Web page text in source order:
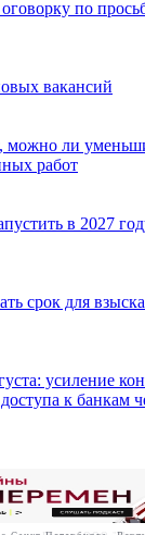
по
вакансий
можно ли
работ
в 2027
срок для
усиление
к банкам